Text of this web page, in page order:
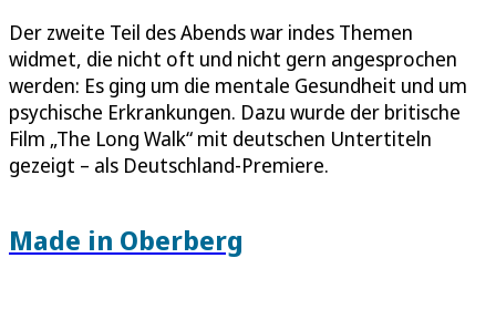
Der zweite Teil des Abends war indes Themen
widmet, die nicht oft und nicht gern angesprochen
werden: Es ging um die mentale Gesundheit und um
psychische Erkrankungen. Dazu wurde der britische
Film „The Long Walk“ mit deutschen Untertiteln
gezeigt – als Deutschland-Premiere.
Made in Oberberg